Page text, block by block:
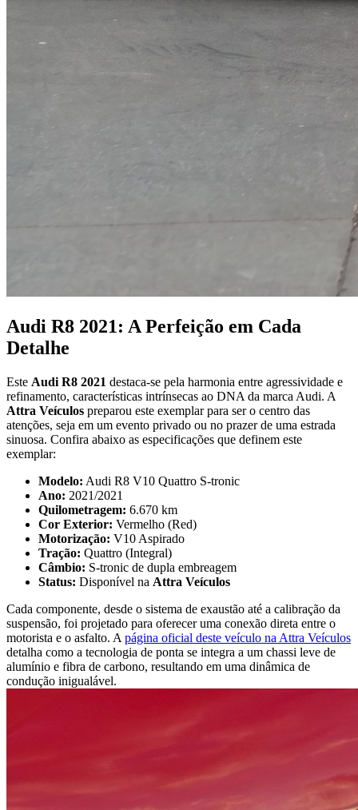
Audi R8 2021: A Perfeição em Cada
Detalhe
Este Audi R8 2021 destaca-se pela harmonia entre agressividade e
refinamento, características intrínsecas ao DNA da marca Audi. A
Attra Veículos preparou este exemplar para ser o centro das
atenções, seja em um evento privado ou no prazer de uma estrada
sinuosa. Confira abaixo as especificações que definem este
exemplar:
Modelo: Audi R8 V10 Quattro S-tronic
Ano: 2021/2021
Quilometragem: 6.670 km
Cor Exterior: Vermelho (Red)
Motorização: V10 Aspirado
Tração: Quattro (Integral)
Câmbio: S-tronic de dupla embreagem
Status: Disponível na Attra Veículos
Cada componente, desde o sistema de exaustão até a calibração da
suspensão, foi projetado para oferecer uma conexão direta entre o
motorista e o asfalto. A página oficial deste veículo na Attra Veículos
detalha como a tecnologia de ponta se integra a um chassi leve de
alumínio e fibra de carbono, resultando em uma dinâmica de
condução inigualável.